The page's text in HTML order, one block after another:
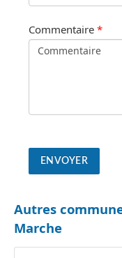
Commentaire *
Autres
Marche